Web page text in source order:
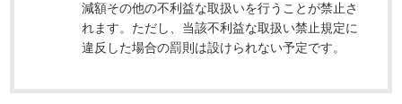
減額その他の不利益な取扱いを行うことが禁止さ
れます。ただし、当該不利益な取扱い禁止規定に
違反した場合の罰則は設けられない予定です。